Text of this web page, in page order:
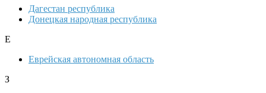
Дагестан республика
Донецкая народная республика
Е
Еврейская автономная область
З